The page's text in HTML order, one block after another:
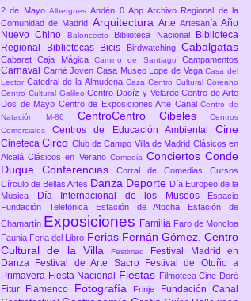
2 de Mayo AlberguesAndén 0 AppArchivo Regional de la
Comunidad de Madrid Arquitectura Arte ArtesaníaAño
Nuevo Chino
Baloncesto Biblioteca Nacional
Biblioteca
Regional
Bibliotecas Bicis Birdwatching Cabalgatas
CabaretCaja MágicaCamino de SantiagoCampamentos
Carnaval Carné JovenCasa Museo Lope de VegaCasa del
LectorCatedral de la Almudena Caza Centro Cultural Coreano
Centro Cultural GalileoCentro Daoíz y VelardeCentro de Arte
Dos de Mayo Centro de Exposiciones Arte CanalCentro de
Natación M-86 CentroCentro Cibeles
Centros
ComercialesCentros de Educación AmbientalCine
CinetecaCirco Club de Campo Villa de Madrid Clásicos en
AlcaláClásicos en Verano Comedia ConciertosConde
Duque Conferencias Corral de Comedias Cursos
Círculo de Bellas Artes Danza Deporte Día Europeo de la
Música
Día Internacional de los Museos
Espacio
Fundación Telefónica
Estación de Atocha
Estación de
Chamartín Exposiciones Familia Faro de Moncloa
Faunia Feria del Libro Ferias Fernán Gómez. Centro
Cultural de la VillaFestimad
Festival Madrid en
Danza
Festival de Arte Sacro
Festival de Otoño a
Primavera Fiesta Nacional Fiestas Filmoteca Cine Doré
Fitur Flamenco Fotografía Frinje
Fundación Canal